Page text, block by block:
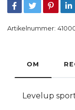
Artikelnummer:
OM
Levelup